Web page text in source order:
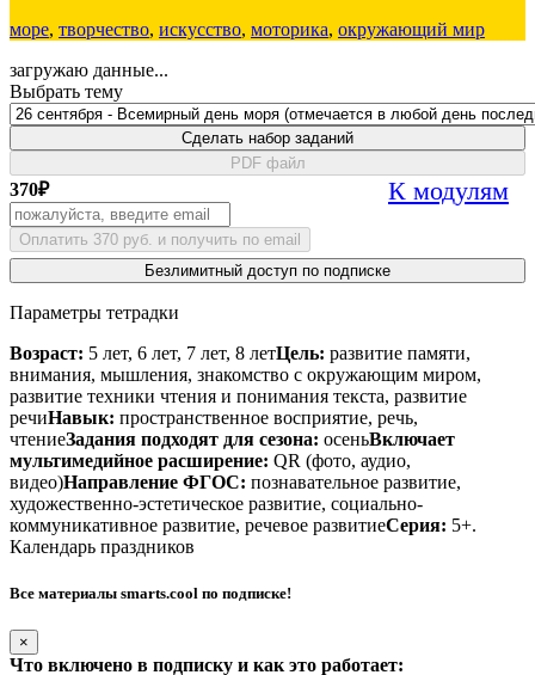
море, творчество, искусство, моторика, окружающий мир
загружаю данные...
Выбрать тему
Сделать набор заданий
PDF файл
370₽ К модулям
Оплатить 370 руб. и получить по email
Безлимитный доступ по подписке
Параметры тетрадки
Возраст: 5 лет, 6 лет, 7 лет, 8 летЦель: развитие памяти,
внимания, мышления, знакомство с окружающим миром,
развитие техники чтения и понимания текста, развитие
речиНавык: пространственное восприятие, речь,
чтениеЗадания подходят для сезона: осеньВключает
мультимедийное расширение: QR (фото, аудио,
видео)Направление ФГОС: познавательное развитие,
художественно-эстетическое развитие, социально-
коммуникативное развитие, речевое развитиеСерия: 5+.
Календарь праздников
Все материалы smarts.cool по подписке!
×
Что включено в подписку и как это работает: